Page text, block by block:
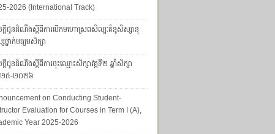
2026 (International Track)
ក្ដីជូនដំណឹងស្ដីពីការបើកមហោស្រពសិល្បៈគំនូសិស្សានុ
នាក់មធ្យមសិក្សា
ដីជូនដំណឹងស្ដីពីការចុះឈ្មោះសិក្សាវគ្គទី២ ឆ្នាំសិក្សា
៥-២០២៦
on Conducting Student-
Evaluation for Courses in Term I (A),
Year 2025-2026